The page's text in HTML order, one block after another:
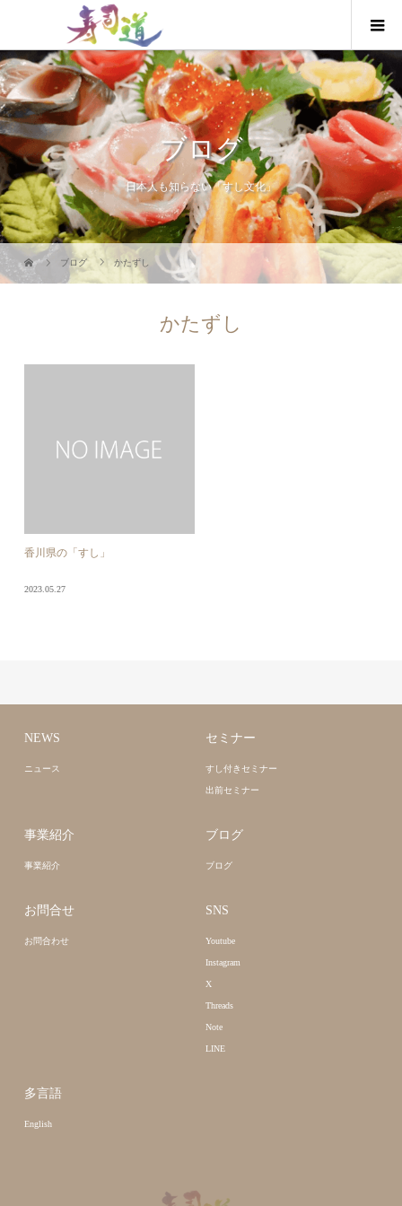
ブログ
日本人も知らない「すし文化」
ブログ かたずし
かたずし
香川県の「すし」
2023.05.27
NEWS
ニュース
セミナー
すし付きセミナー
出前セミナー
事業紹介
事業紹介
ブログ
ブログ
お問合せ
お問合わせ
SNS
Youtube
Instagram
X
Threads
Note
LINE
多言語
English